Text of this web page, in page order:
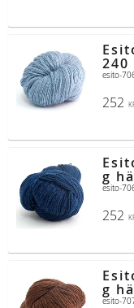
240
esito-
252
g
esito-
252
g
esito-